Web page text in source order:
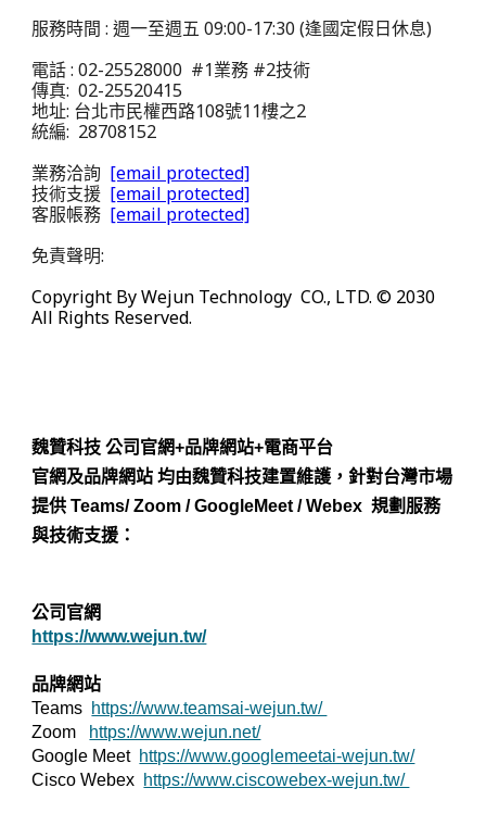
服務時間 : 週一至週五 09:00-17:30 (逢國定假日休息)
電話 : 02-25528000 #1業務 #2技術
傳真: 02-25520415
地址: 台北市民權西路108號11樓之2
統編: 28708152
業務洽詢 [email protected]
技術支援 [email protected]
客服帳務 [email protected]
免責聲明:
Copyright By Wejun Technology CO., LTD. © 2030
All Rights Reserved.
魏贊科技 公司官網+品牌網站+電商平台
官網及品牌網站 均由魏贊科技建置維護，針對台灣市場
提供 Teams/ Zoom / GoogleMeet / Webex 規劃服務
與技術支援：
公司官網
https://www.wejun.tw/
品牌網站
Teams https://www.teamsai-wejun.tw/
Zoom https://www.wejun.net/
Google Meet https://www.googlemeetai-wejun.tw/
Cisco Webex https://www.ciscowebex-wejun.tw/